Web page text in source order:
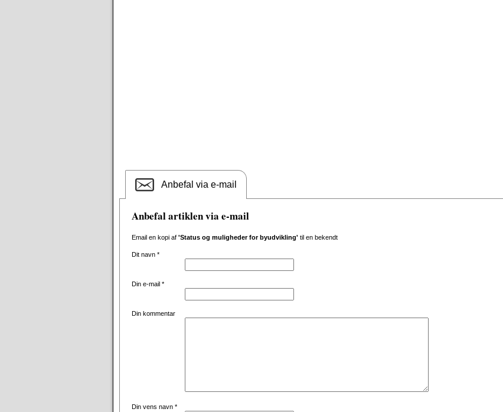
Anbefal via e-mail
Anbefal artiklen via e-mail
Email en kopi af 'Status og muligheder for byudvikling' til en bekendt
Dit navn *
Din e-mail *
Din kommentar
Din vens navn *